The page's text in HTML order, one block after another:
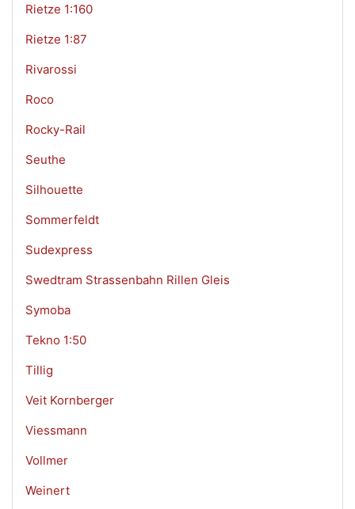
Rietze 1:160
Rietze 1:87
Rivarossi
Roco
Rocky-Rail
Seuthe
Silhouette
Sommerfeldt
Sudexpress
Swedtram Strassenbahn Rillen Gleis
Symoba
Tekno 1:50
Tillig
Veit Kornberger
Viessmann
Vollmer
Weinert